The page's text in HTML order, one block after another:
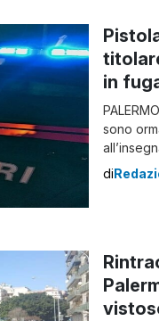
[…]
in
sono
Oreto,
di